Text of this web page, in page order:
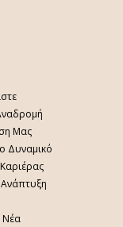
Μας
Δυναμικό
Νέα